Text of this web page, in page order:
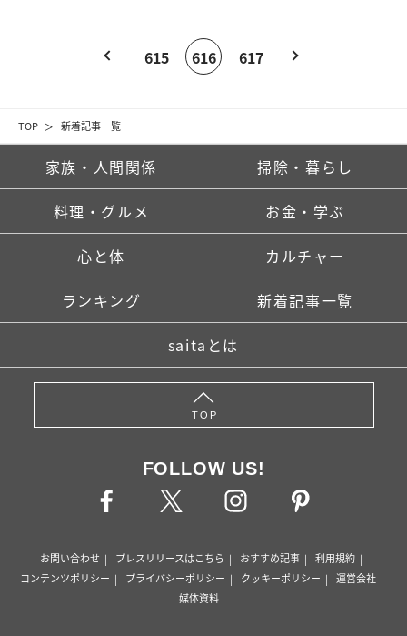
TOP 新着記事一覧
615 616 617
家族・人間関係 掃除・暮らし
料理・グルメ お金・学ぶ
心と体 カルチャー
ランキング 新着記事一覧
saitaとは
TOP
FOLLOW US!
お問い合わせ プレスリリースはこちら おすすめ記事
利用規約
コンテンツポリシー
プライバシーポリシー クッキーポリシー
運営会社
媒体資料